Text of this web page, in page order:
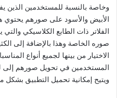
وخاصة بالنسبة للمستخدمين الذين
الأبيض والأسود على صورهم يحتوي
الفلاتر ذات الطابع الكلاسيكي
صوره الخاصة وهذا بالإضافة إلى
الاختيار من بينها لجميع أنواع
المستخدمين في تحويل صورهم إلى
ويتيح إمكانية تحميل التطبيق بشكل